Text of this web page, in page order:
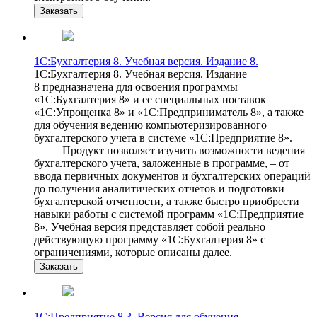
Заказать
1С:Бухгалтерия 8. Учебная версия. Издание 8.
1С:Бухгалтерия 8. Учебная версия. Издание
8 предназначена для освоения программы
«1С:Бухгалтерия 8» и ее специальных поставок
«1С:Упрощенка 8» и «1С:Предприниматель 8», а также
для обучения ведению компьютеризированного
бухгалтерского учета в системе «1С:Предприятие 8».
Продукт позволяет изучить возможности ведения
бухгалтерского учета, заложенные в программе, – от
ввода первичных документов и бухгалтерских операций
до получения аналитических отчетов и подготовки
бухгалтерской отчетности, а также быстро приобрести
навыки работы с системой программ «1С:Предприятие
8». Учебная версия представляет собой реально
действующую программу «1С:Бухгалтерия 8» с
ограничениями, которые описаны далее.
Заказать